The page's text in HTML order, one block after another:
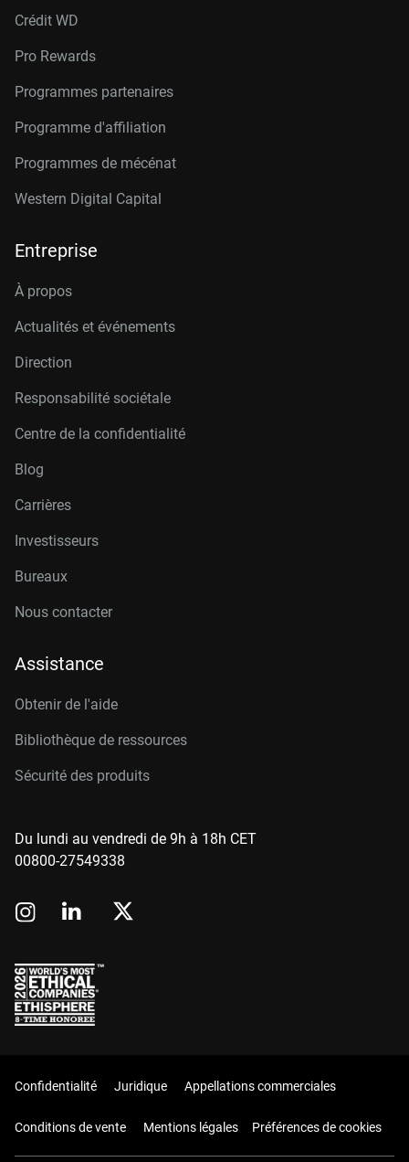
Crédit WD
Pro Rewards
Programmes partenaires
Programme d'affiliation
Programmes de mécénat
Western Digital Capital
Entreprise
À propos
Actualités et événements
Direction
Responsabilité sociétale
Centre de la confidentialité
Blog
Carrières
Investisseurs
Bureaux
Nous contacter
Assistance
Obtenir de l'aide
Bibliothèque de ressources
Sécurité des produits
Du lundi au vendredi de 9h à 18h CET
00800-27549338
Confidentialité Juridique Appellations commerciales
Conditions de vente Mentions légales Préférences de cookies